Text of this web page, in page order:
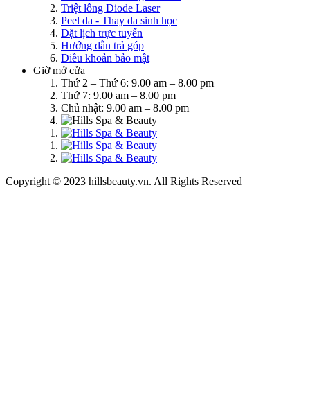
Triệt lông Diode Laser
Peel da - Thay da sinh học
Đặt lịch trực tuyến
Hướng dẫn trả góp
Điều khoản bảo mật
Giờ mở cửa
Thứ 2 – Thứ 6: 9.00 am – 8.00 pm
Thứ 7: 9.00 am – 8.00 pm
Chủ nhật: 9.00 am – 8.00 pm
Copyright © 2023 hillsbeauty.vn. All Rights Reserved